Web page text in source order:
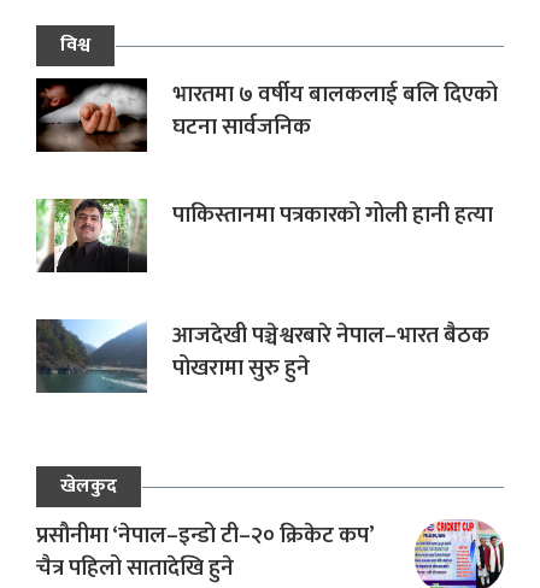
विश्व
भारतमा ७ वर्षीय बालकलाई बलि दिएको
घटना सार्वजनिक
पाकिस्तानमा पत्रकारको गोली हानी हत्या
आजदेखी पञ्चेश्वरबारे नेपाल–भारत बैठक
पोखरामा सुरु हुने
खेलकुद
प्रसौनीमा ‘नेपाल–इन्डो टी–२० क्रिकेट कप’
चैत्र पहिलो सातादेखि हुने